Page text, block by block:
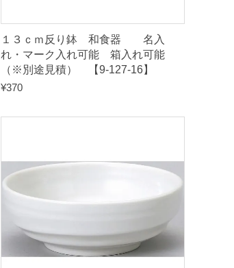
１３ｃｍ反り鉢 和食器 名入
れ・マーク入れ可能 箱入れ可能
（※別途見積） 【9-127-16】
¥370